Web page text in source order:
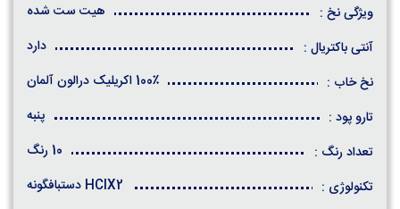
ویژگی نخ :
هیت ست شده
آنتی باکتریال :
دارد
نخ خاب :
100٪ اکریلیک درالون آلمان
تارو پود :
پنبه
تعداد رنگ :
10 رنگ
تکنولوژی :
HCIX2 دستبافگونه